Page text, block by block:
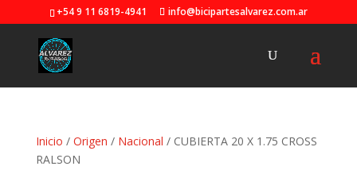
+54 9 11 6819-4941 info@bicipartesalvarez.com.ar
Inicio / Origen / Nacional / CUBIERTA 20 X 1.75 CROSS
RALSON